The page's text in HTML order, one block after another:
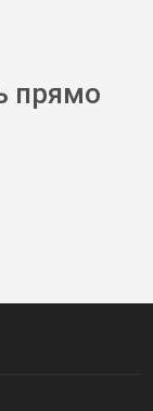
прямо